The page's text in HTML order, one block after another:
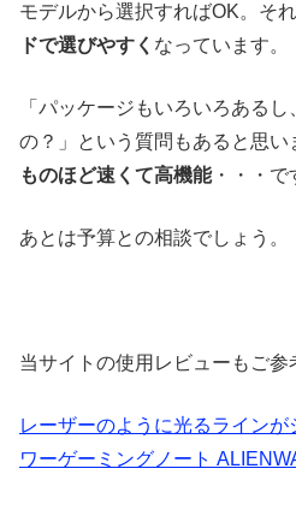
モデルから選択すればOK。そ
ドで選びやすく なっています。
「パッケージもいろいろある
の？」という質問もあると思い
ものほど速くて高機能・・・で
あとは予算との相談でしょう。
当サイトの使用レビューもご参
レーザーのように光るライン
ワーゲーミングノート